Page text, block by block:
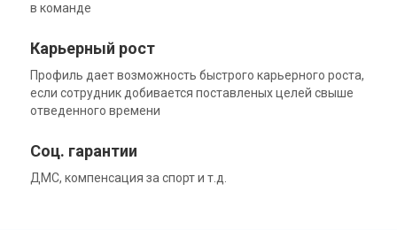
в команде
Карьерный рост
Профиль дает возможность быстрого карьерного роста,
если сотрудник добивается поставленых целей свыше
отведенного времени
Соц. гарантии
ДМС, компенсация за спорт и т.д.